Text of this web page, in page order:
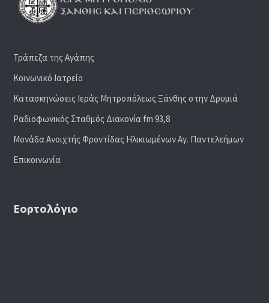
Τράπεζα της Αγάπης
Κοινωνικό Ιατρείο
Κατασκηνώσεις Ιεράς Μητροπόλεως Ξάνθης στην Δρυμιά
Ραδιoφωνικός Σταθμός Διακονία fm 93,8
Μονάδα Ανοιχτής Φροντίδας Ηλικιωμένων Αγ. Παντελεήμων
Επικοινωνία
Εορτολόγιο